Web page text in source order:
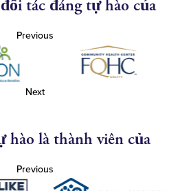
tác đáng tự hào của
Previous
Next
hào là thành viên của
Previous